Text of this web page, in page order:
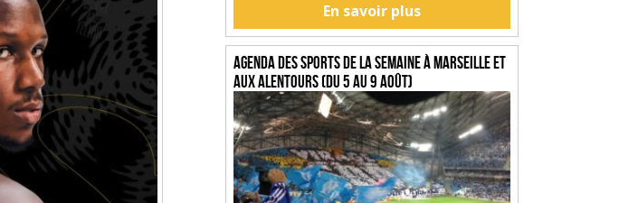
En savoir plus
Agenda des sports de la semaine à Marseille et
aux alentours (du 5 au 9 août)